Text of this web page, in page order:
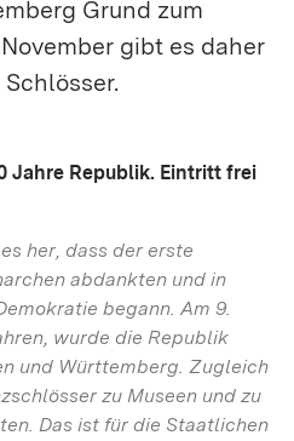
Grund zum
November gibt es daher
Jahre Republik. Eintritt frei
her, dass der erste
abdankten und in
begann. Am 9.
wurde die Republik
und Württemberg. Zugleich
zu Museen und zu
Das ist für die Staatlichen